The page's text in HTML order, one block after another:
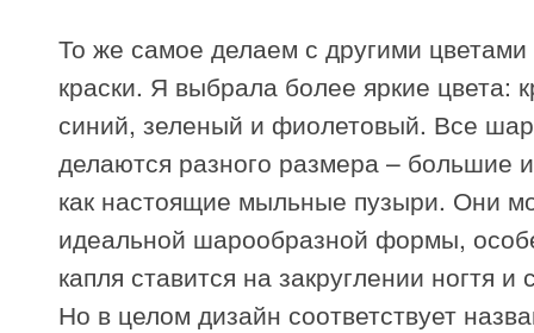
То же самое делаем с другими цветами
краски. Я выбрала более яркие цвета:
синий, зеленый и фиолетовый. Все
делаются разного размера – большие
как настоящие мыльные пузыри. Они
идеальной шарообразной формы,
капля ставится на закруглении ногтя и
Но в целом дизайн соответствует